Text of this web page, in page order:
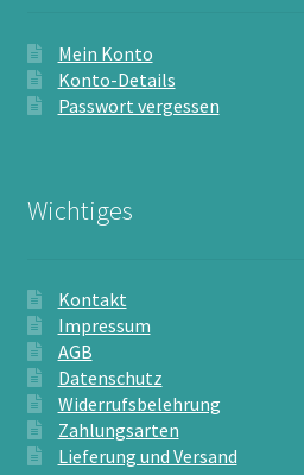
Mein Konto
Konto-Details
Passwort vergessen
Wichtiges
Kontakt
Impressum
AGB
Datenschutz
Widerrufsbelehrung
Zahlungsarten
Lieferung und Versand